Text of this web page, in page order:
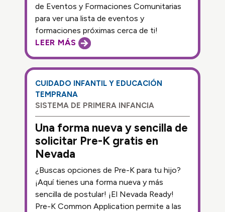
LEER MÁS
de Eventos y Formaciones Comunitarias
para ver una lista de eventos y
formaciones próximas cerca de ti!
CUIDADO INFANTIL Y EDUCACIÓN
TEMPRANA
SISTEMA DE PRIMERA INFANCIA
Una forma nueva y sencilla de
solicitar Pre-K gratis en
Nevada
¿Buscas opciones de Pre-K para tu hijo?
¡Aquí tienes una forma nueva y más
sencilla de postular! ¡El Nevada Ready!
Pre-K Common Application permite a las